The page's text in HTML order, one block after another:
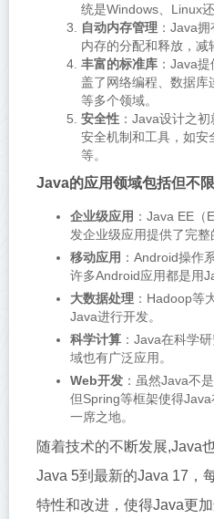
统是Windows、Linux还
自动内存管理 ：Java
内存的分配和释放，减
丰富的标准库 ：Java
盖了网络编程、数据库
等多个领域。
安全性 ：Java设计之
安全机制和工具，如安
等。
Java的应用领域包括但不
企业级应用 ：Java EE
发企业级应用提供了完整
移动应用 ：Android操作
许多Android应用都是用
大数据处理：Hadoop等
Java进行开发。
科学计算：Java在科学
域也有广泛应用。
Web开发：虽然Java不
但Spring等框架使得
一席之地。
随着技术的不断发展,Java
Java 5到最新的Java 17，
特性和改进，使得Java更